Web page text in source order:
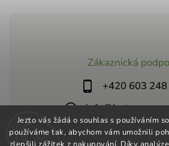
Jezto vás žádá o souhlas s používáním
používáme tak, abychom vám umožnili
Zákaznická
+420 603